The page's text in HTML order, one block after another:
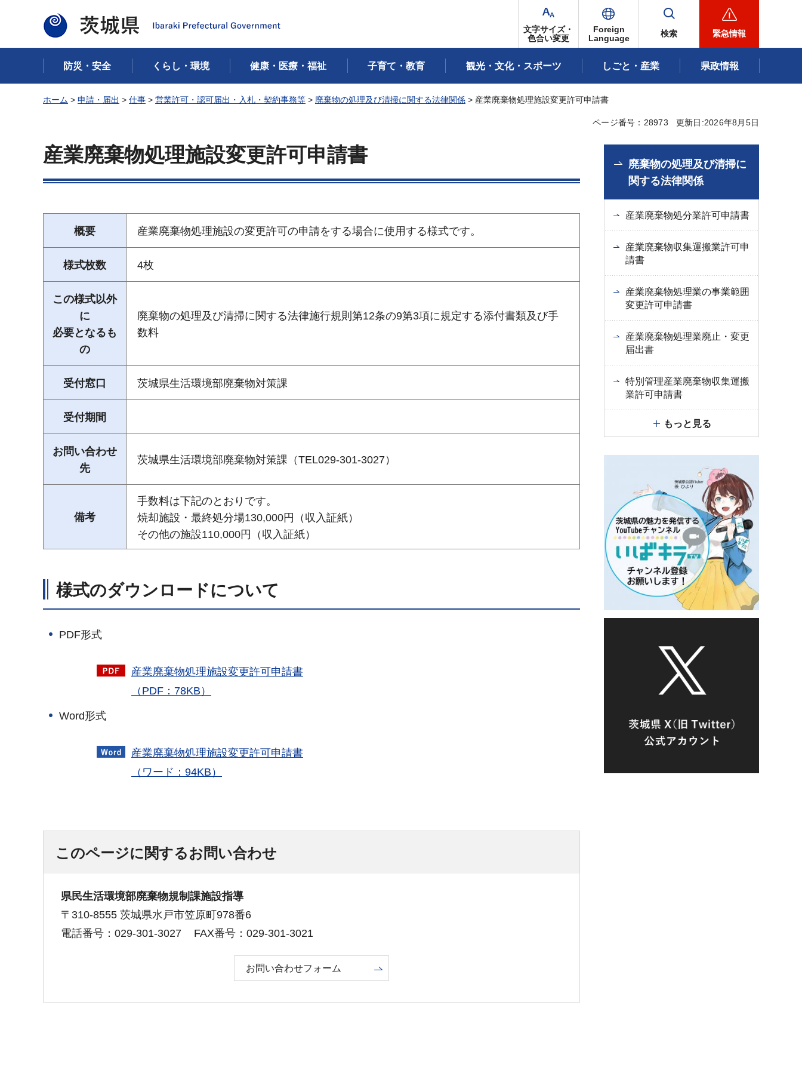
茨城県
文字サイズ・
色合い変更
Foreign
Language
検索 緊急情報
防災・安全 くらし・環境 健康・医療・福祉 子育て・教育 観光・文化・スポーツ しごと・産業 県政情報
ホーム > 申請・届出 > 仕事 > 営業許可・認可届出・入札・契約事務等 > 廃棄物の処理及び清掃に関する法律関係 > 産業廃棄物処理施設変更許可申請書
ページ番号：28973 更新日:2026年8月5日
産業廃棄物処理施設変更許可申請書
概要 産業廃棄物処理施設の変更許可の申請をする場合に使用する様式です。
様式枚数 4枚
この様式以外
に
必要となるも
の
廃棄物の処理及び清掃に関する法律施行規則第12条の9第3項に規定する添付書類及び手
数料
受付窓口 茨城県生活環境部廃棄物対策課
受付期間
お問い合わせ
先
茨城県生活環境部廃棄物対策課（TEL029-301-3027）
備考
手数料は下記のとおりです。
焼却施設・最終処分場130,000円（収入証紙）
その他の施設110,000円（収入証紙）
様式のダウンロードについて
PDF形式
産業廃棄物処理施設変更許可申請書
（PDF：78KB）
Word形式
産業廃棄物処理施設変更許可申請書
（ワード：94KB）
このページに関するお問い合わせ
県民生活環境部廃棄物規制課施設指導
〒310-8555 茨城県水戸市笠原町978番6
電話番号：029-301-3027
FAX番号：029-301-3021
お問い合わせフォーム
廃棄物の処理及び清掃に
関する法律関係
産業廃棄物処分業許可申請書
産業廃棄物収集運搬業許可申
請書
産業廃棄物処理業の事業範囲
変更許可申請書
産業廃棄物処理業廃止・変更
届出書
特別管理産業廃棄物収集運搬
業許可申請書
もっと見る